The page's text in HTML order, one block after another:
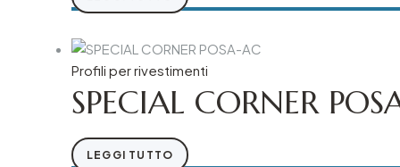
Profili per rivestimenti
SPECIAL CORNER
LEGGI TUTTO